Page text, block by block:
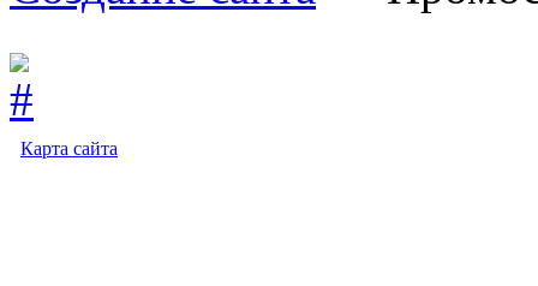
Карта сайта